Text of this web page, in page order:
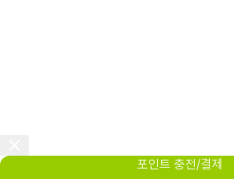
포인트 충전/결제